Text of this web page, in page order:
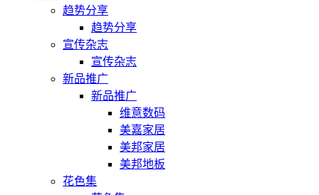
趋势分享
趋势分享
宣传杂志
宣传杂志
新品推广
新品推广
维意数码
美嘉家居
美邦家居
美邦地板
花色集